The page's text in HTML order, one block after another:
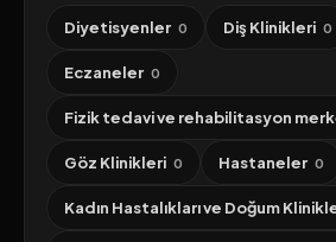
Diyetisyenler 0 Diş Klinikleri 0
Eczaneler 0
Fizik tedavi ve rehabilitasyon
Göz Klinikleri 0 Hastaneler 0
Kadın Hastalıkları ve Doğum